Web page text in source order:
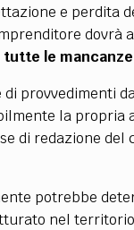
e perdita
dovrà
le
di provvedimenti
la propria
di redazione
potrebbe
nel